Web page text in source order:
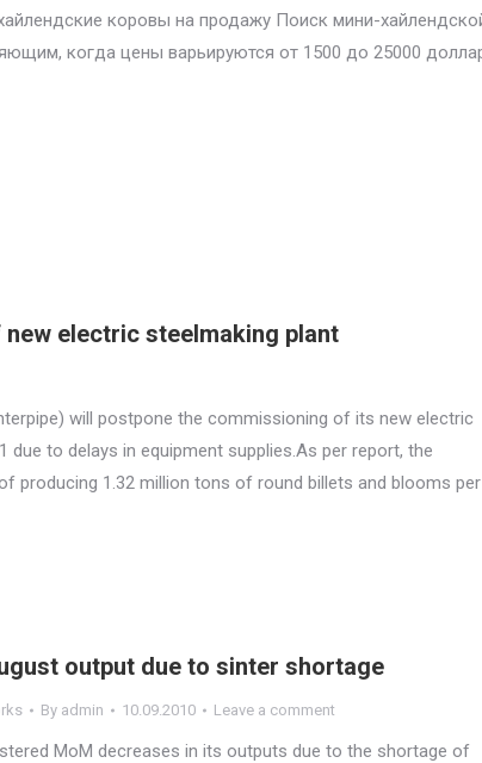
коровы на продажу Поиск мини-
когда цены варьируются от 1500 до 25000
electric steelmaking plant
will postpone the commissioning of its new electric
to delays in equipment supplies.As per report, the
producing 1.32 million tons of round billets and blooms per
output due to sinter shortage
By admin 10.09.2010 Leave a comment
MoM decreases in its outputs due to the shortage of